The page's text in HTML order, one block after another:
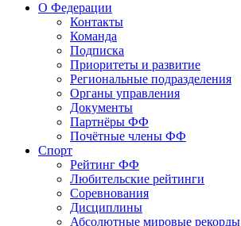
О Федерации
Контакты
Команда
Подписка
Приоритеты и развитие
Региональные подразделения
Органы управления
Документы
Партнёры ФФ
Почётные члены ФФ
Спорт
Рейтинг ФФ
Любительские рейтинги
Соревнования
Дисциплины
Абсолютные мировые рекорды